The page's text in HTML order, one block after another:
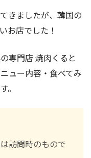
きましたが、韓国の
お店でした！
専門店 焼肉くると
ュー内容・食べてみ
。
訪問時のもので